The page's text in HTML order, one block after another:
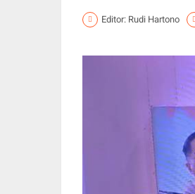
Editor: Rudi Hartono